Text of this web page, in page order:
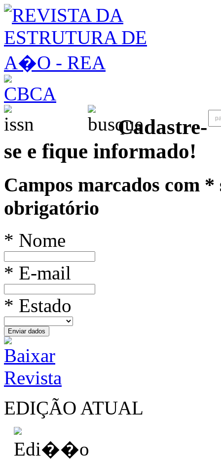
Cadastre-
se e fique informado!
Campos marcados com
obrigatório
* Nome
* E-mail
* Estado
EDIÇÃO ATUAL